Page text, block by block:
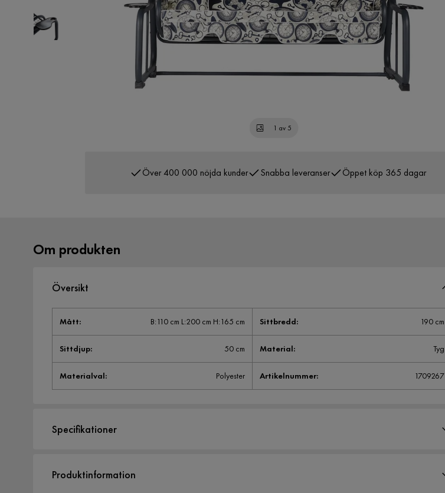
1 av 5
Över 400 000 nöjda kunder Snabba leveranser Öppet köp 365 dagar
Om produkten
Översikt
Mått: B:110 cm L:200 cm H:165 cm Sittbredd: 190 cm
Sittdjup: 50 cm Material: Tyg
Materialval: Polyester Artikelnummer: 1709267
Specifikationer
Storlek
Produktinformation